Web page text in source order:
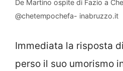
De Martino ospite di Fazio a
@chetempochefa- inabruzzo.it
Immediata la risposta
perso il suo umorismo